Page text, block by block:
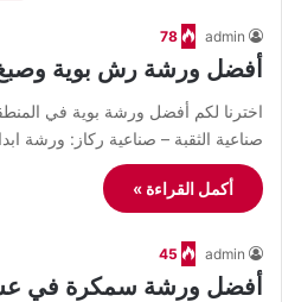
admin
78
أفضل ورشة رش بوية
اخترنا لكم أفضل ورشة بوية في
صناعية الثقبة – صناعية ركاز: ورشة
أكمل القراءة »
admin
45
أفضل ورشة سمكرة في